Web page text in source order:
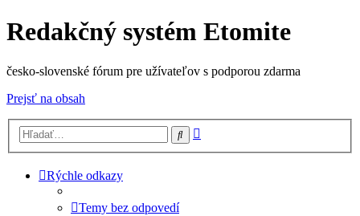
Redakčný systém Etomite
česko-slovenské fórum pre užívateľov s podporou zdarma
Prejsť na obsah
Hľadať
Rýchle odkazy
Temy bez odpovedí